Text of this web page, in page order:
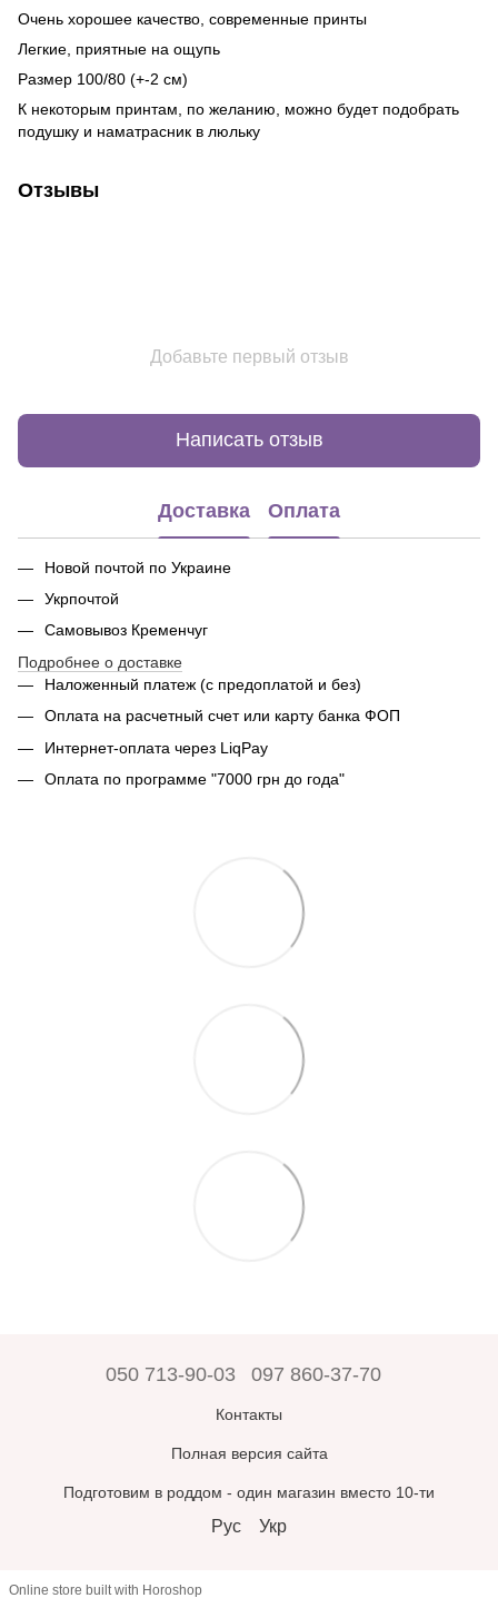
Очень хорошее качество, современные принты
Легкие, приятные на ощупь
Размер 100/80 (+-2 см)
К некоторым принтам, по желанию, можно будет подобрать
подушку и наматрасник в люльку
Отзывы
Добавьте первый отзыв
Написать отзыв
Доставка Оплата
Новой почтой по Украине
Укрпочтой
Самовывоз Кременчуг
Подробнее о доставке
Наложенный платеж (с предоплатой и без)
Оплата на расчетный счет или карту банка ФОП
Интернет-оплата через LiqPay
Оплата по программе "7000 грн до года"
050 713-90-03 097 860-37-70
Контакты
Полная версия сайта
Подготовим в роддом - один магазин вместо 10-ти
Рус Укр
Online store built with Horoshop